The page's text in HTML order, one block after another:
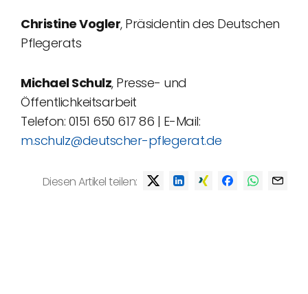
Christine Vogler, Präsidentin des Deutschen
Pflegerats
Michael Schulz, Presse- und
Öffentlichkeitsarbeit
Telefon: 0151 650 617 86 | E-Mail:
m.schulz@deutscher-pflegerat.de
Diesen Artikel teilen: